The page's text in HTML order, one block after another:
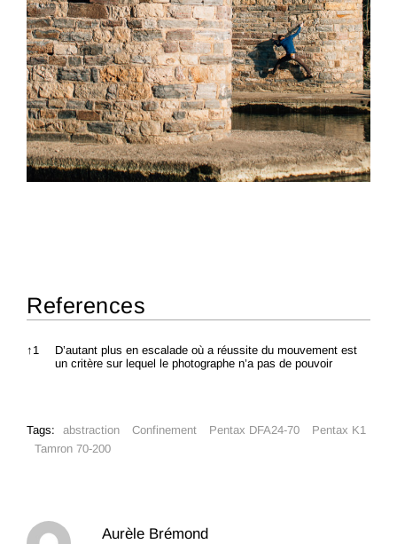
References
References
↑ 1
D’autant plus en escalade où a réussite du mouvement est
un critère sur lequel le photographe n’a pas de pouvoir
Tags: abstraction Confinement Pentax DFA24-70
Pentax K1
Tamron 70-200
Aurèle Brémond